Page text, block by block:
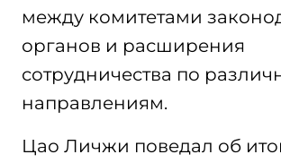
между комитетами
органов и расширения
сотрудничества по
направлениям.
Цао Личжи поведал об